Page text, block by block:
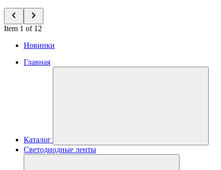
Item 1 of 12
Новинки
Главная
Каталог
Светодиодные ленты